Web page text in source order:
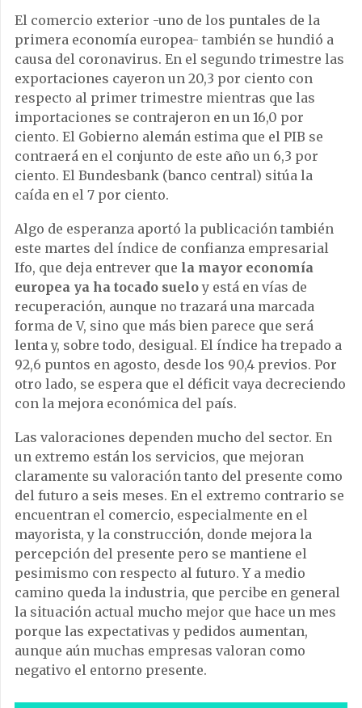
El comercio exterior -uno de los puntales de la
primera economía europea- también se hundió a
causa del coronavirus. En el segundo trimestre las
exportaciones cayeron un 20,3 por ciento con
respecto al primer trimestre mientras que las
importaciones se contrajeron en un 16,0 por
ciento. El Gobierno alemán estima que el PIB se
contraerá en el conjunto de este año un 6,3 por
ciento. El Bundesbank (banco central) sitúa la
caída en el 7 por ciento.
Algo de esperanza aportó la publicación también
este martes del índice de confianza empresarial
Ifo, que deja entrever que la mayor economía
europea ya ha tocado sueloy está en vías de
recuperación, aunque no trazará una marcada
forma de V, sino que más bien parece que será
lenta y, sobre todo, desigual. El índice ha trepado a
92,6 puntos en agosto, desde los 90,4 previos. Por
otro lado, se espera que el déficit vaya decreciendo
con la mejora económica del país.
Las valoraciones dependen mucho del sector. En
un extremo están los servicios, que mejoran
claramente su valoración tanto del presente como
del futuro a seis meses. En el extremo contrario se
encuentran el comercio, especialmente en el
mayorista, y la construcción, donde mejora la
percepción del presente pero se mantiene el
pesimismo con respecto al futuro. Y a medio
camino queda la industria, que percibe en general
la situación actual mucho mejor que hace un mes
porque las expectativas y pedidos aumentan,
aunque aún muchas empresas valoran como
negativo el entorno presente.